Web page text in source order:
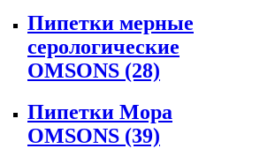
Пипетки мерные
серологические
OMSONS (28)
Пипетки Мора
OMSONS (39)